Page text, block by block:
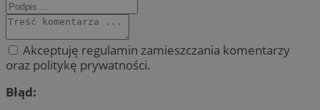
Akceptuję regulamin zamieszczania komentarzy
oraz politykę prywatności.
Błąd: